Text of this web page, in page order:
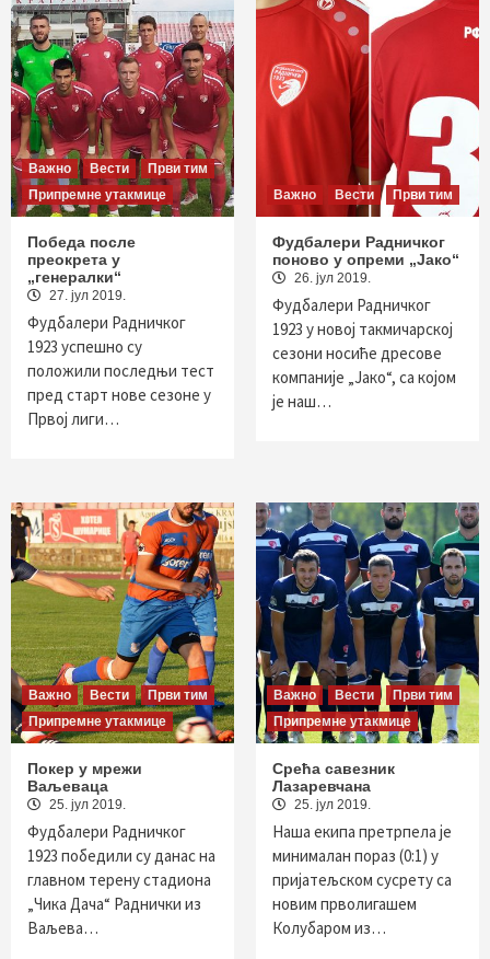
Важно Вести
Први тим
Припремне утакмице
Победа после
преокрета у
„генералки“
27. јул 2019.
Фудбалери Радничког
1923 успешно су
положили последњи тест
пред старт нове сезоне у
Првој лиги…
Важно Вести Први тим
Фудбалери Радничког
поново у опреми „Јако“
26. јул 2019.
Фудбалери Радничког
1923 у новој такмичарској
сезони носиће дресове
компаније „Јако“, са којом
је наш…
Важно Вести
Први тим
Припремне утакмице
Покер у мрежи
Ваљеваца
25. јул 2019.
Фудбалери Радничког
1923 победили су данас на
главном терену стадиона
„Чика Дача“ Раднички из
Ваљева…
Важно Вести
Први тим
Припремне утакмице
Срећа савезник
Лазаревчана
25. јул 2019.
Наша екипа претрпела је
минималан пораз (0:1) у
пријатељском сусрету са
новим прволигашем
Колубаром из…